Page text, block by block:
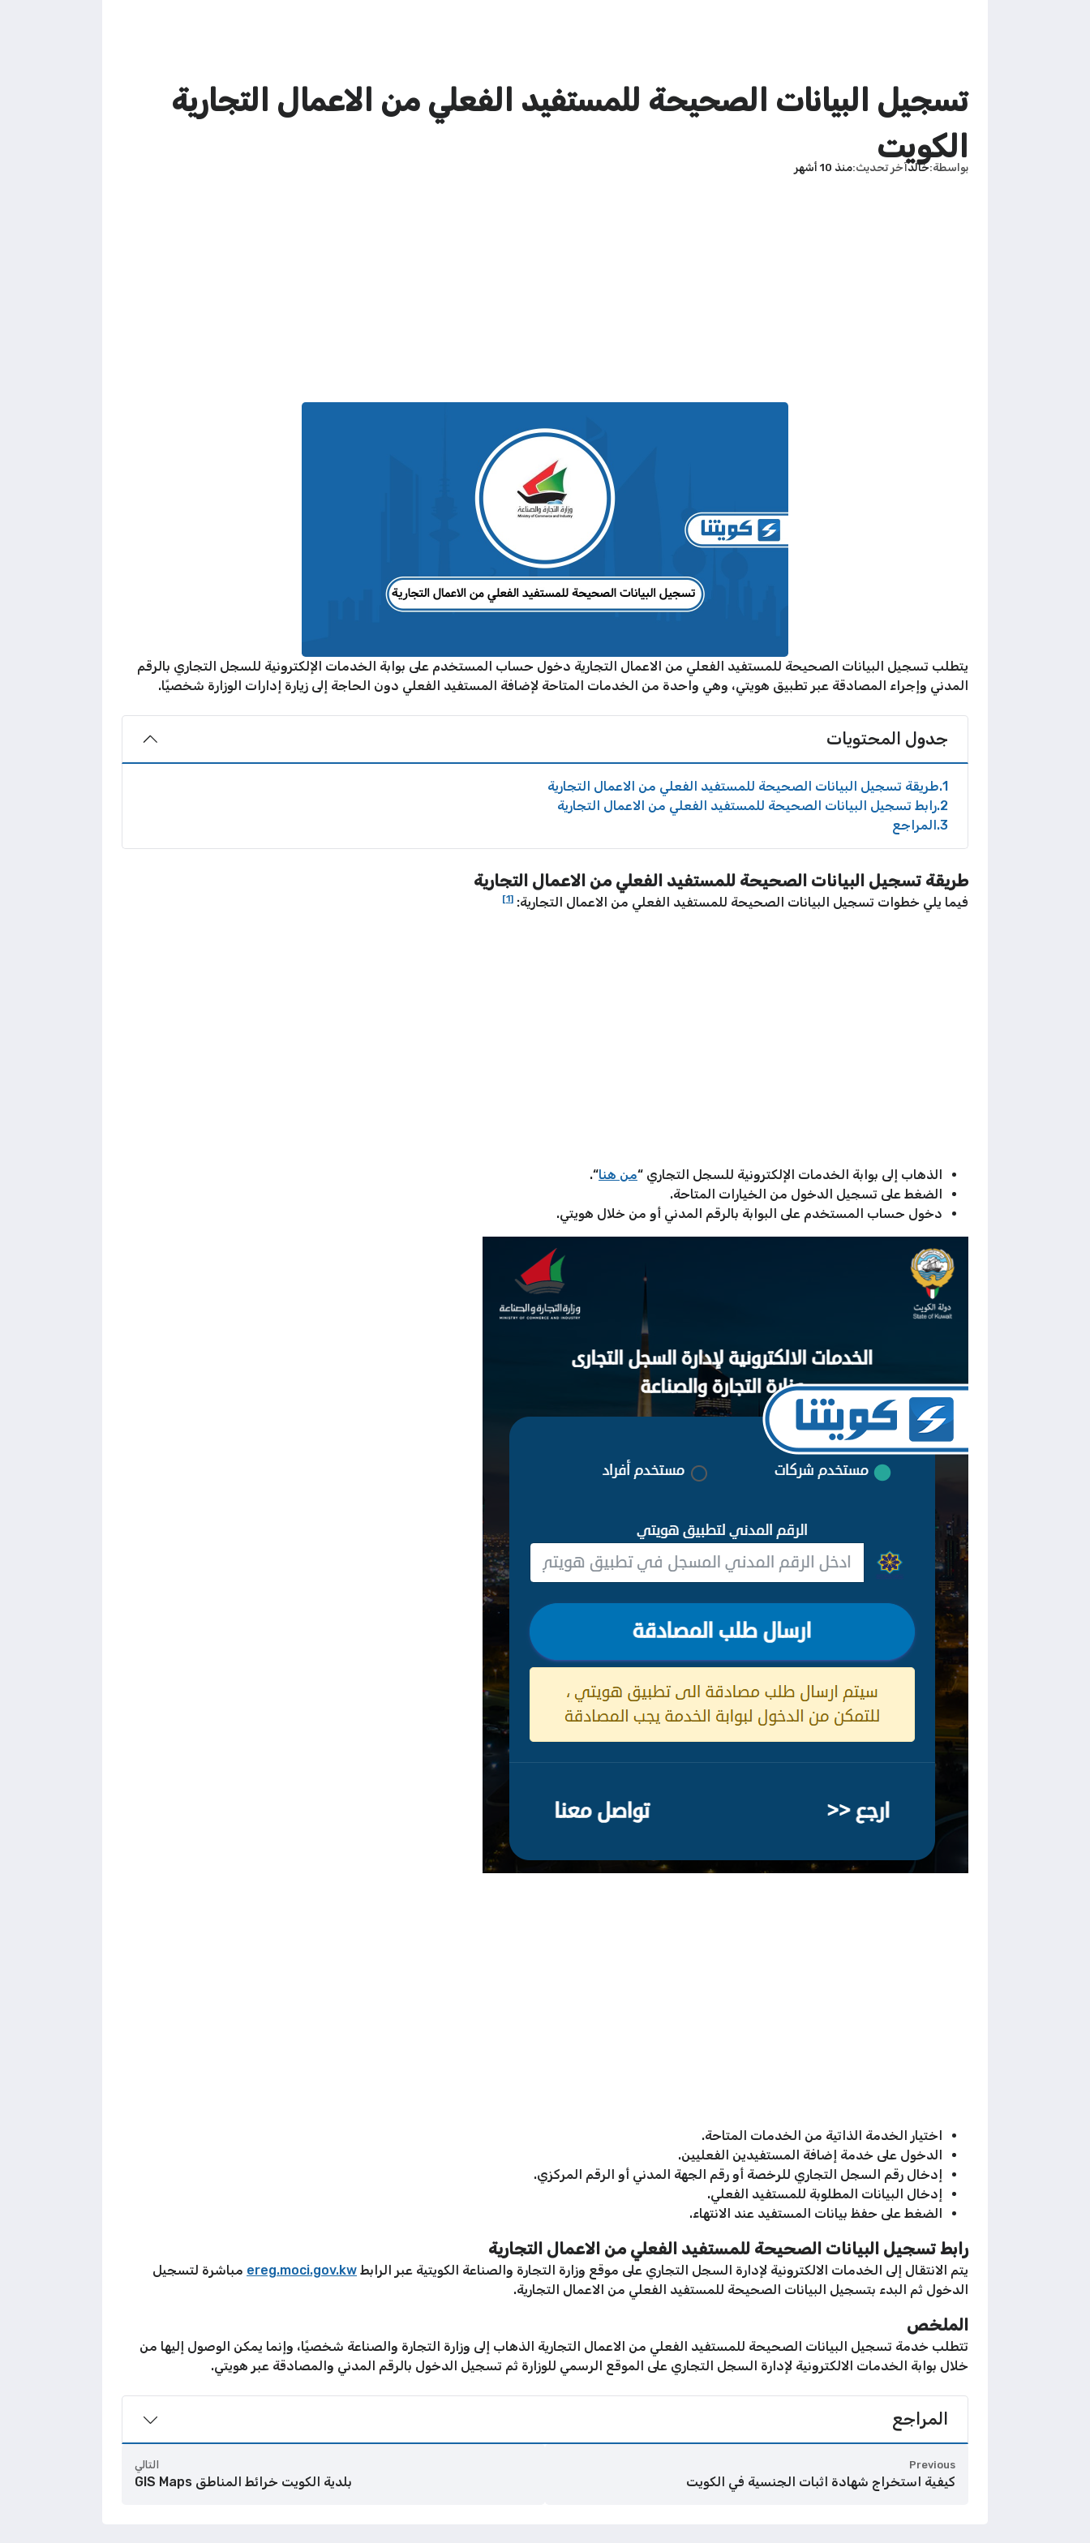
تسجيل البيانات الصحيحة للمستفيد الفعلي من الاعمال التجارية
الكويت
بواسطة خالدآخر تحديث منذ 10 أشهر
يتطلب تسجيل البيانات الصحيحة للمستفيد الفعلي من الاعمال التجارية دخول حساب المستخدم على بوابة الخدمات الإلكترونية للسجل التجاري بالرقم
المدني وإجراء المصادقة عبر تطبيق هويتي، وهي واحدة من الخدمات المتاحة لإضافة المستفيد الفعلي دون الحاجة إلى زيارة إدارات الوزارة شخصيًا.
جدول المحتويات
1 طريقة تسجيل البيانات الصحيحة للمستفيد الفعلي من الاعمال التجارية
2 رابط تسجيل البيانات الصحيحة للمستفيد الفعلي من الاعمال التجارية
3 المراجع
طريقة تسجيل البيانات الصحيحة للمستفيد الفعلي من الاعمال التجارية
فيما يلي خطوات تسجيل البيانات الصحيحة للمستفيد الفعلي من الاعمال التجارية: [1]
الذهاب إلى بوابة الخدمات الإلكترونية للسجل التجاري “من هنا“.
الضغط على تسجيل الدخول من الخيارات المتاحة.
دخول حساب المستخدم على البوابة بالرقم المدني أو من خلال هويتي.
اختيار الخدمة الذاتية من الخدمات المتاحة.
الدخول على خدمة إضافة المستفيدين الفعليين.
إدخال رقم السجل التجاري للرخصة أو رقم الجهة المدني أو الرقم المركزي.
إدخال البيانات المطلوبة للمستفيد الفعلي.
الضغط على حفظ بيانات المستفيد عند الانتهاء.
رابط تسجيل البيانات الصحيحة للمستفيد الفعلي من الاعمال التجارية
يتم الانتقال إلى الخدمات الالكترونية لإدارة السجل التجاري على موقع وزارة التجارة والصناعة الكويتية عبر الرابط ereg.moci.gov.kw مباشرة لتسجيل
الدخول ثم البدء بتسجيل البيانات الصحيحة للمستفيد الفعلي من الاعمال التجارية.
الملخص
تتطلب خدمة تسجيل البيانات الصحيحة للمستفيد الفعلي من الاعمال التجارية الذهاب إلى وزارة التجارة والصناعة شخصيًا، وإنما يمكن الوصول إليها من
خلال بوابة الخدمات الالكترونية لإدارة السجل التجاري على الموقع الرسمي للوزارة ثم تسجيل الدخول بالرقم المدني والمصادقة عبر هويتي.
المراجع
Previous
كيفية استخراج شهادة اثبات الجنسية في الكويت
التالي
بلدية الكويت خرائط المناطق GIS Maps